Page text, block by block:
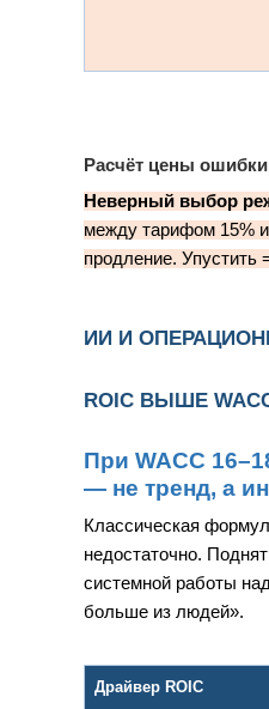
Расчёт цены ошибки
Неверный выбор
между тарифом 15%
продление. Упустить
ИИ И
ROIC ВЫШЕ
При WACC
— не тренд, а
Классическая
недостаточно.
системной работы
больше из людей».
Драйвер ROIC